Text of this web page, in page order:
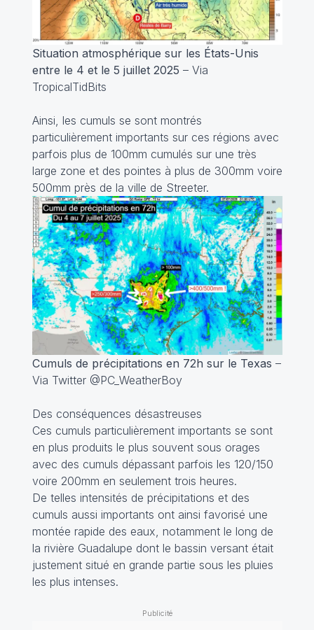
Situation atmosphérique sur les États-Unis
entre le 4 et le 5 juillet 2025 – Via
TropicalTidBits
Ainsi, les cumuls se sont montrés
particulièrement importants sur ces régions avec
parfois plus de 100mm cumulés sur une très
large zone et des pointes à plus de 300mm voire
500mm près de la ville de Streeter.
Cumuls de précipitations en 72h sur le Texas –
Via Twitter @PC_WeatherBoy
Des conséquences désastreuses
Ces cumuls particulièrement importants se sont
en plus produits le plus souvent sous orages
avec des cumuls dépassant parfois les 120/150
voire 200mm en seulement trois heures.
De telles intensités de précipitations et des
cumuls aussi importants ont ainsi favorisé une
montée rapide des eaux, notamment le long de
la rivière Guadalupe dont le bassin versant était
justement situé en grande partie sous les pluies
les plus intenses.